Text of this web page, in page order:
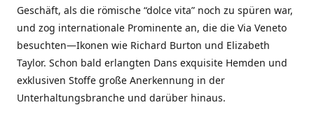
Geschäft, als die römische “dolce vita” noch zu spüren war,
und zog internationale Prominente an, die die Via Veneto
besuchten—Ikonen wie Richard Burton und Elizabeth
Taylor. Schon bald erlangten Dans exquisite Hemden und
exklusiven Stoffe große Anerkennung in der
Unterhaltungsbranche und darüber hinaus.